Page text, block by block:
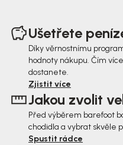
Ušetřete
Díky věrnostnímu
hodnoty nákupu. Čím
dostanete.
Zjistit více
Jakou zvolit
Před výběrem barefoot
chodidla a vybrat skvěle
Spustit rádce